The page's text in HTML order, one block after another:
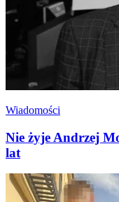
Wiadomości
Nie żyje Andrzej
lat